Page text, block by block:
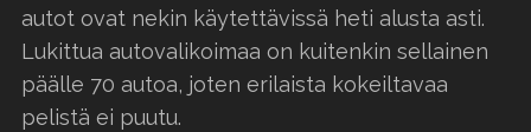
autot ovat nekin käytettävissä heti alusta asti.
Lukittua autovalikoimaa on kuitenkin sellainen
päälle 70 autoa, joten erilaista kokeiltavaa
pelistä ei puutu.